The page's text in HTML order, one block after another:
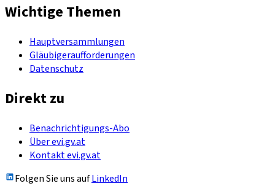
Wichtige Themen
Hauptversammlungen
Gläubigeraufforderungen
Datenschutz
Direkt zu
Benachrichtigungs-Abo
Über evi.gv.at
Kontakt evi.gv.at
Folgen Sie uns aufLinkedIn